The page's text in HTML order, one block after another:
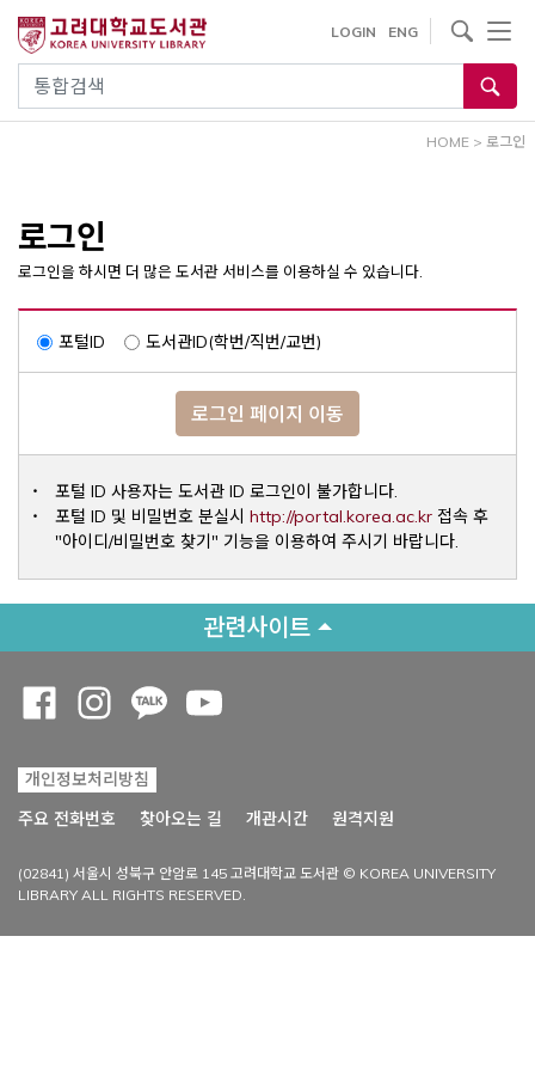
건
통합검색
LOGIN ENG
사이트내 검색
HOME > 로그인
로그인
로그인을 하시면 더 많은 도서관 서비스를 이용하실 수 있습니다.
포털ID 도서관ID(학번/직번/교번)
로그인 페이지 이동
포털 ID 사용자는 도서관 ID 로그인이 불가합니다.
포털 ID 및 비밀번호 분실시 http://portal.korea.ac.krOpens a
접속 후
"아이디/비밀번호 찾기" 기능을 이용하여 주시기 바랍니다.
관련사이트
개인정보처리방침
주요 전화번호
찾아오는 길 개관시간 원격지원
(02841) 서울시 성북구 안암로 145 고려대학교 도서관 © KOREA UNIVERSITY
LIBRARY ALL RIGHTS RESERVED.
Opens a new window
Opens a new window
Opens a new window